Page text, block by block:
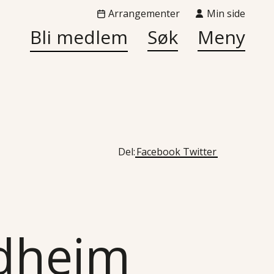
Arrangementer Min side
Bli medlem Søk Meny
Del:Facebook Twitter